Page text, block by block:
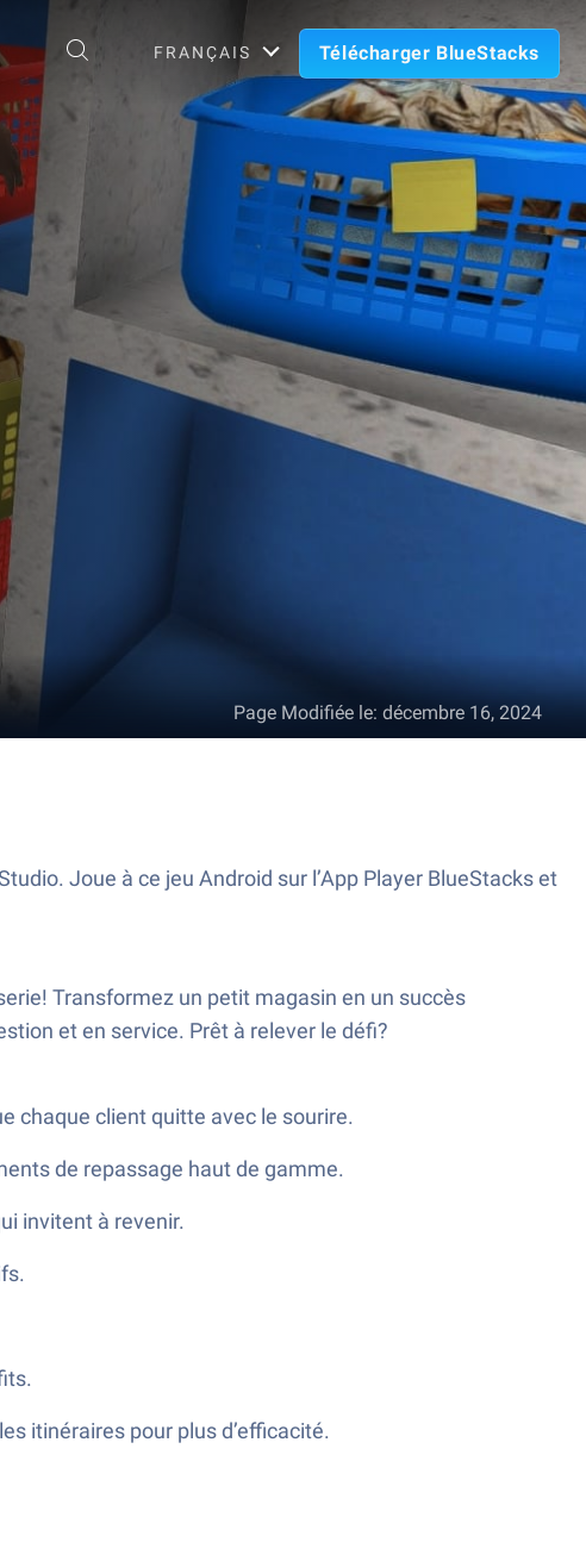
FRANÇAIS Télécharger BlueStacks
Page Modifiée le: décembre 16, 2024
Joue à ce jeu Android sur l’App Player BlueStacks et
Transformez un petit magasin en un succès
et en service. Prêt à relever le défi?
chaque client quitte avec le sourire.
de repassage haut de gamme.
invitent à revenir.
itinéraires pour plus d’efficacité.